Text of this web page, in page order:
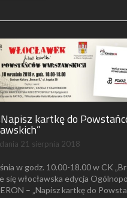
kartkę do
21 sierpnia 2018
w godz. 10.00-18.00 w CK
się włocławska edycja
– „Napisz kartkę do